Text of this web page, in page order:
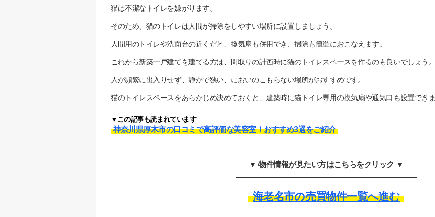
猫は不潔なトイレを嫌がります。
そのため、猫のトイレは人間が掃除をしやすい場所に設置しましょう。
人間用のトイレや洗面台の近くだと、換気扇も併用でき、掃除も簡単におこなえます。
これから新築一戸建てを建てる方は、間取りの計画時に猫のトイレスペースを作るのも良いでしょう。
人が頻繁に出入りせず、静かで狭い、においのこもらない場所がおすすめです。
猫のトイレスペースをあらかじめ決めておくと、建築時に猫トイレ専用の換気扇や通気口も設置できま
▼この記事も読まれています
神奈川県厚木市の口コミで高評価な美容室！おすすめ3選をご紹介
▼ 物件情報が見たい方はこちらをクリック ▼
海老名市の売買物件一覧へ進む